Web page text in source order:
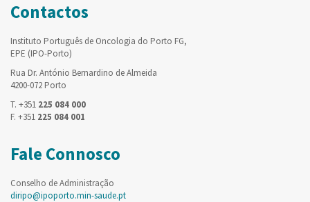
Contactos
Instituto Português de Oncologia do Porto FG,
EPE (IPO-Porto)
Rua Dr. António Bernardino de Almeida
4200-072 Porto
T. +351 225 084 000
F. +351 225 084 001
Fale Connosco
Conselho de Administração
diripo@ipoporto.min-saude.pt